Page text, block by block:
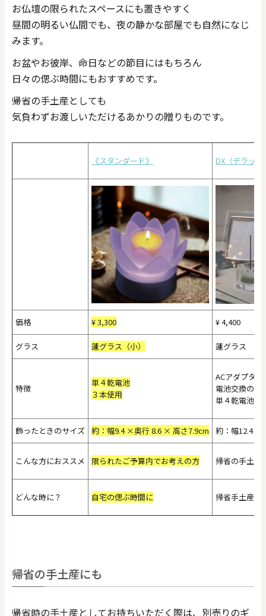
お仏壇の限られたスペースにも置きやすく
昼間の明るい仏間でも、夜の静かな部屋でも自然になじ
みます。
お盆やお彼岸、命日などの節目にはもちろん
日々の偲ぶ時間にもおすすめです。
帰省の手土産としても
気負わずお渡しいただけるあかりの贈りものです。
《スタンダード》 DX（デラック
価格 ¥3,300 ¥4,400
グラス 蓮グラス（小） 蓮グラス
特徴
単４乾電池
３本使用
ACアダプター
電池交換の手
単４乾電池対
飾ったときのサイズ 約：幅9.4 ×奥行 8.6 × 高さ7.9cm 約：幅12.4×
こんな方におススメ 限られたご予算内でお考えの方 帰省の手土産
どんな時に？ 自宅の偲ぶ時間に 帰省手土産の
帰省の手土産にも
帰省時の手土産としてお持ちいただく際は、別売りのギ